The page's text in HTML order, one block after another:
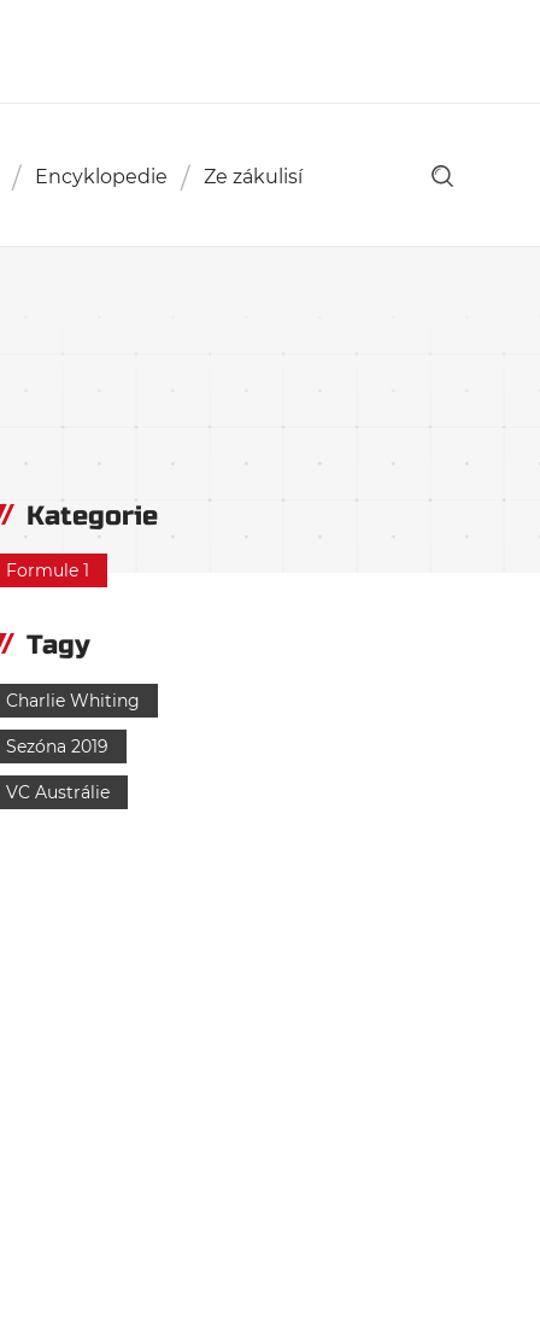
Encyklopedie Ze zákulisí
Kategorie
Formule 1
Tagy
Charlie Whiting
Sezóna 2019
VC Austrálie